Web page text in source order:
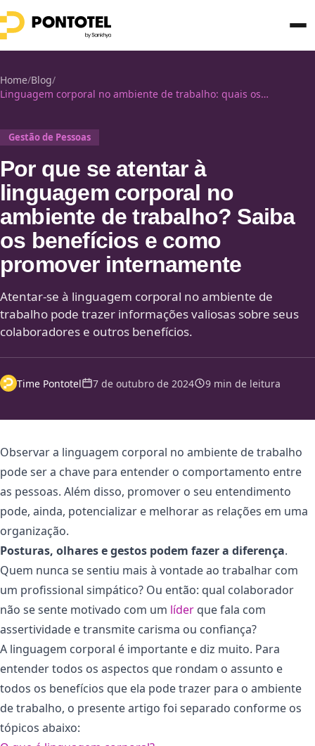
Home/Blog/
Linguagem corporal no ambiente de trabalho: quais os
Gestão de Pessoas
Por que se atentar à
linguagem corporal no
ambiente de trabalho? Saiba
os benefícios e como
promover internamente
Atentar-se à linguagem corporal no ambiente de
trabalho pode trazer informações valiosas sobre seus
colaboradores e outros benefícios.
Time Pontotel 7 de outubro de 2024 9 min de leitura
Observar a linguagem corporal no ambiente de trabalho
pode ser a chave para entender o comportamento entre
as pessoas. Além disso, promover o seu entendimento
pode, ainda, potencializar e melhorar as relações em uma
organização.
Posturas, olhares e gestos podem fazer a diferença.
Quem nunca se sentiu mais à vontade ao trabalhar com
um profissional simpático? Ou então: qual colaborador
não se sente motivado com um líder que fala com
assertividade e transmite carisma ou confiança?
A linguagem corporal é importante e diz muito. Para
entender todos os aspectos que rondam o assunto e
todos os benefícios que ela pode trazer para o ambiente
de trabalho, o presente artigo foi separado conforme os
tópicos abaixo: